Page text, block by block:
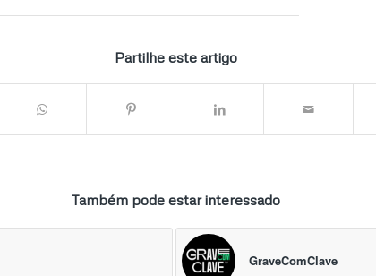
Partilhe este artigo
Também pode estar interessado
GraveComClave